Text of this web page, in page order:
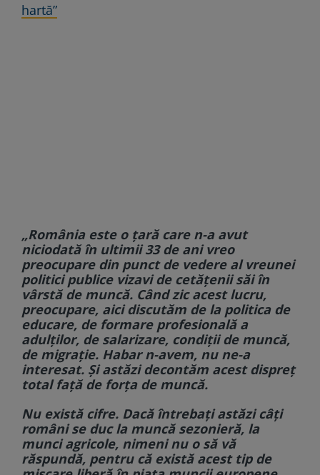
hartă”
„România este o ţară care n-a avut
niciodată în ultimii 33 de ani vreo
preocupare din punct de vedere al vreunei
politici publice vizavi de cetăţenii săi în
vârstă de muncă. Când zic acest lucru,
preocupare, aici discutăm de la politica de
educare, de formare profesională a
adulţilor, de salarizare, condiţii de muncă,
de migraţie. Habar n-avem, nu ne-a
interesat. Şi astăzi decontăm acest dispreţ
total faţă de forţa de muncă.
Nu există cifre. Dacă întrebaţi astăzi câţi
români se duc la muncă sezonieră, la
munci agricole, nimeni nu o să vă
răspundă, pentru că există acest tip de